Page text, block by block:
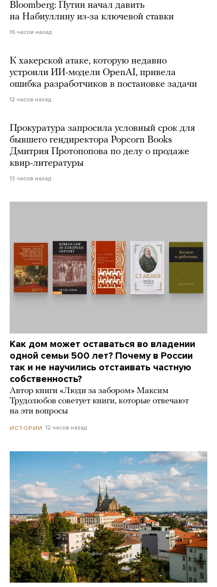
Bloomberg: Путин начал давить
на Набиуллину из-за ключевой ставки
16 часов назад
К хакерской атаке, которую недавно
устроили ИИ-модели OpenAI, привела
ошибка разработчиков в постановке задачи
12 часов назад
Прокуратура запросила условный срок для
бывшего гендиректора Popcorn Books
Дмитрия Протопопова по делу о продаже
квир-литературы
13 часов назад
Как дом может оставаться во владении
одной семьи 500 лет? Почему в России
так и не научились отстаивать частную
собственность?
Автор книги «Люди за забором» Максим
Трудолюбов советует книги, которые отвечают
на эти вопросы
ИСТОРИИ 12 часов назад